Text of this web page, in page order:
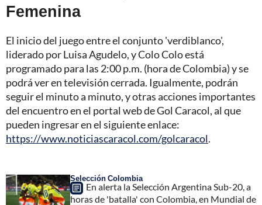
Femenina
El inicio del juego entre el conjunto 'verdiblanco',
liderado por Luisa Agudelo, y Colo Colo está
programado para las 2:00 p.m. (hora de Colombia) y se
podrá ver en televisión cerrada. Igualmente, podrán
seguir el minuto a minuto, y otras acciones importantes
del encuentro en el portal web de Gol Caracol, al que
pueden ingresar en el siguiente enlace:
https://www.noticiascaracol.com/golcaracol.
Selección Colombia
En alerta la Selección Argentina Sub-20, a
horas de 'batalla' con Colombia, en Mundial de